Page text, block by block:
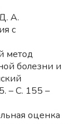
А.
с
метод
болезни и
– С. 155 –
оценка